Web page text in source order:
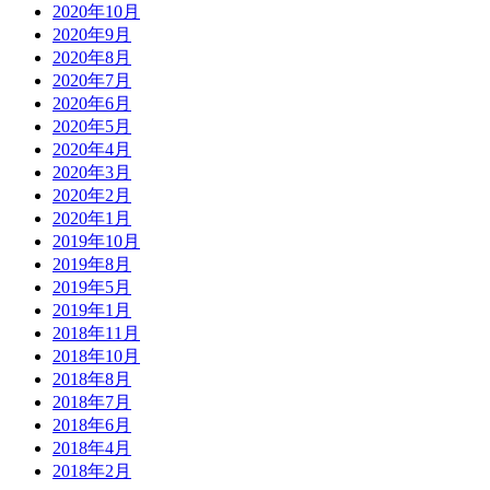
2020年10月
2020年9月
2020年8月
2020年7月
2020年6月
2020年5月
2020年4月
2020年3月
2020年2月
2020年1月
2019年10月
2019年8月
2019年5月
2019年1月
2018年11月
2018年10月
2018年8月
2018年7月
2018年6月
2018年4月
2018年2月